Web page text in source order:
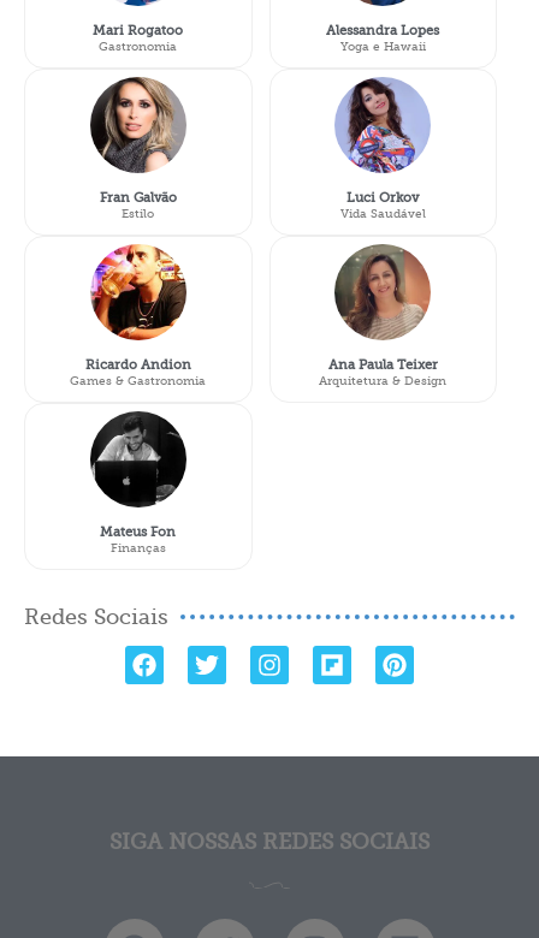
Mari Rogatoo
Gastronomia
Fran Galvão
Estilo
Ricardo Andion
Games & Gastronomia
Mateus Fon
Finanças
Alessandra Lopes
Yoga e Hawaii
Luci Orkov
Vida Saudável
Ana Paula Teixer
Arquitetura & Design
Redes Sociais
SIGA NOSSAS REDES SOCIAIS